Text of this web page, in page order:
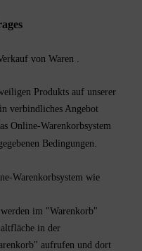
von Waren
Produkts auf unserer
verbindliches Angebot
Online-Warenkorbsystem
Bedingungen.
Warenkorbsystem wie
im "Warenkorb"
in der
aufrufen und dort